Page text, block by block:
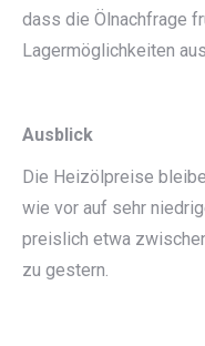
dass die Ölnachfrage
Lagermöglichkeiten
Ausblick
Die Heizölpreise
wie vor auf sehr
preislich etwa
zu gestern.